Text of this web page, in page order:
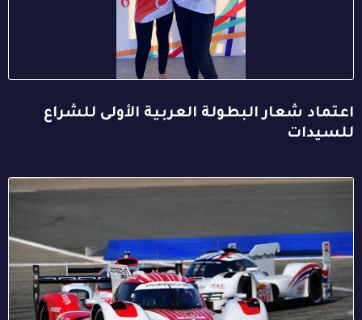
اعتماد شعار البطولة العربية الأولى للشراع
للسيدات